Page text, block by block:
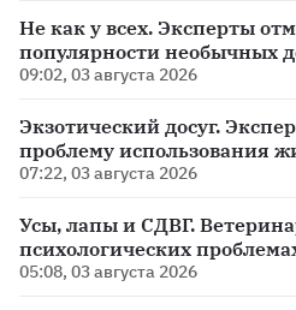
Не как у всех. Эксперты
популярности необычных
09:02, 03 августа 2026
Экзотический досуг.
проблему использования
07:22, 03 августа 2026
Усы, лапы и СДВГ.
психологических
05:08, 03 августа 2026